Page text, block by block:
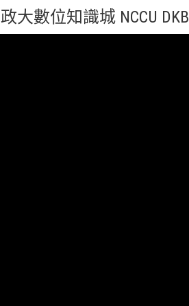
政大數位知識城 NCCU DKB